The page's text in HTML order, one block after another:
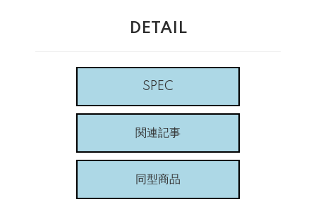
DETAIL
SPEC
関連記事
同型商品